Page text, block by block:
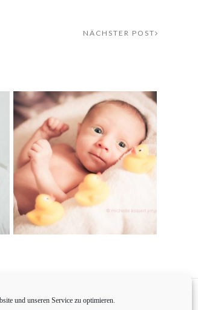
und unseren Service zu optimieren.
NÄCHSTER POST